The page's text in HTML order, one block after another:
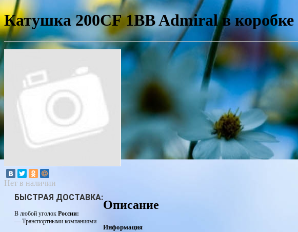
Катушка 200CF 1BB Admiral в коробке
Нет в наличии
БЫСТРАЯ ДОСТАВКА:
В любой уголок России:
— Транспортными компаниями
Описание
Информация